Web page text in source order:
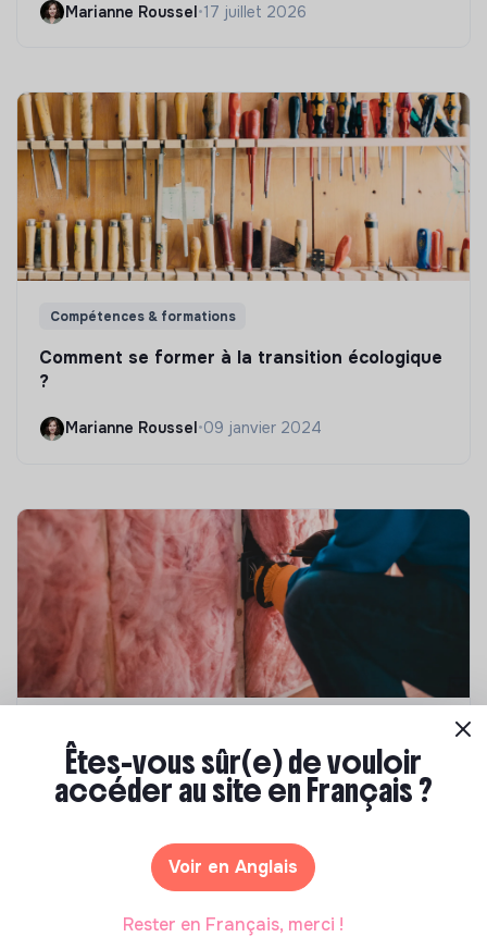
Marianne Roussel•17 juillet 2026
Compétences & formations
Comment se former à la transition écologique
?
Marianne Roussel •09 janvier 2024
Top 8 des formations en rénovation
énergétique des bâtiments
Marianne Roussel•21 janvier 2025
Êtes-vous sûr(e) de vouloir
accéder au site en Français ?
Voir en Anglais
Rester en Français, merci !